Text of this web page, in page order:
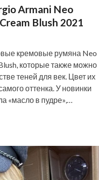
Armani Neo
Blush 2021
кремовые румяна Neo
которые также можно
теней для век. Цвет их
оттенка. У новинки
«масло в пудре»,…